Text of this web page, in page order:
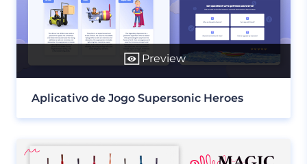
Preview
Aplicativo de Jogo Supersonic Heroes